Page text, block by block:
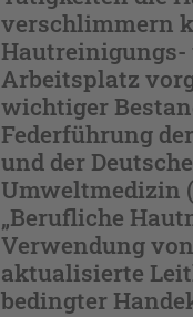
verschlimmern
Hautreinigungs-
Arbeitsplatz
wichtiger
Federführung
und der
Umweltmedizin
„Berufliche
Verwendung
aktualisierte
bedingter